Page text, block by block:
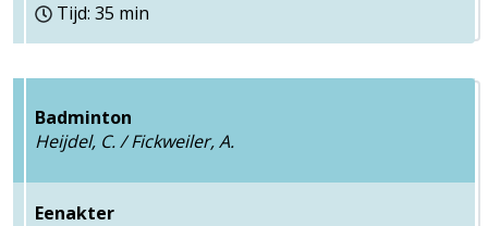
Tijd: 35 min
Badminton
Heijdel, C. / Fickweiler, A.
Eenakter